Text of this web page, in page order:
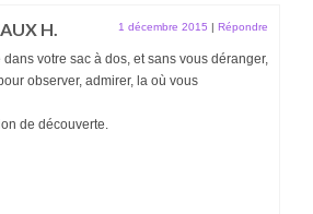
H. 1 décembre 2015 | Répondre
dans votre sac à dos, et sans vous déranger,
observer, admirer, la où vous
de découverte.